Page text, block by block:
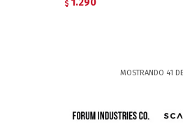
$
MOSTRANDO 41 DE